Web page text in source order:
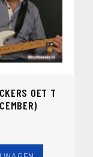
OET T